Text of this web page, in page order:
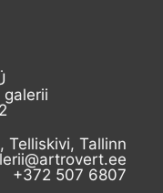
galerii
Telliskivi, Tallinn
+372 507 6807​